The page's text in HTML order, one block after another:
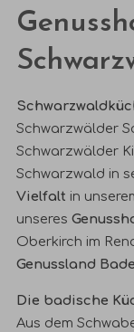
Schwarzwälder
Schwarzwälder
Schwarzwald in
Vielfalt in
unseres
Oberkirch im
Genussland
Die badische
Aus dem